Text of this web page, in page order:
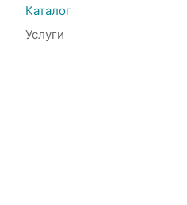
Каталог
Услуги